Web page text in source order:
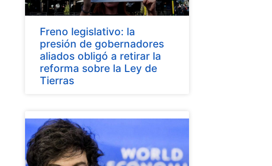
Freno legislativo: la
presión de gobernadores
aliados obligó a retirar la
reforma sobre la Ley de
Tierras